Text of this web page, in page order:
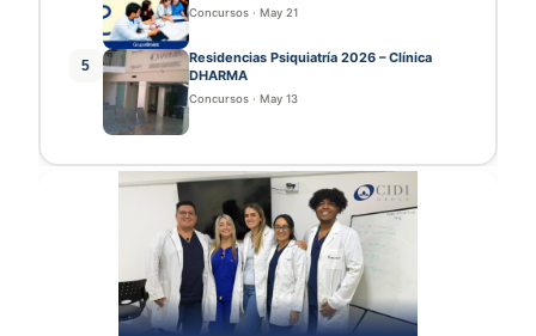
Concursos · May 21
5
Residencias Psiquiatría 2026 – Clínica
DHARMA
Concursos · May 13